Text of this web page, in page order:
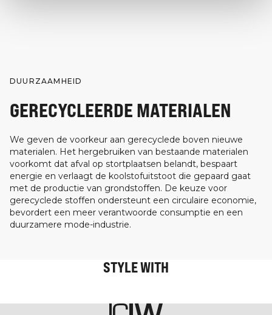
DUURZAAMHEID
GERECYCLEERDE MATERIALEN
We geven de voorkeur aan gerecyclede boven nieuwe
materialen. Het hergebruiken van bestaande materialen
voorkomt dat afval op stortplaatsen belandt, bespaart
energie en verlaagt de koolstofuitstoot die gepaard gaat
met de productie van grondstoffen. De keuze voor
gerecyclede stoffen ondersteunt een circulaire economie,
bevordert een meer verantwoorde consumptie en een
duurzamere mode-industrie.
STYLE WITH